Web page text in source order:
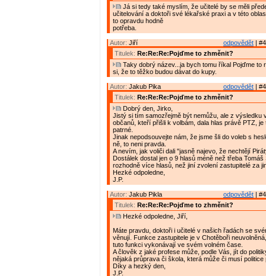
Já si tedy také myslím, že učitelé by se měli
učitelování a doktoři své lékařské praxi a v této
to opravdu hodně
potřeba.
odpovědět |
Autor: Jiří
Titulek: Re:Re:Re:Pojďme to zhměnit?
Taky dobrý název...ja bych tomu říkal Pojďme to
si, že to těžko budou dávat do kupy.
odpovědět |
Autor: Jakub Pika
Titulek: Re:Re:Re:Pojďme to zhměnit?
Dobrý den, Jirko,
Jistý si tím samozřejmě být nemůžu, ale z výsledku
občanů, kteří přišli k volbám, dala hlas právě PTZ,
patrné.
Jinak nepodsouvejte nám, že jsme šli do voleb s
ně, to neni pravda.
A nevím, jak voliči dali "jasně najevo, že nechtějí
Dostálek dostal jen o 9 hlasů méně než třeba Tomáš
rozhodně více hlasů, než jiní zvolení zastupitelé za
Hezké odpoledne,
J.P.
odpovědět |
Autor: Jakub Pikla
Titulek: Re:Re:Re:Pojďme to zhměnit?
Hezké odpoledne, Jiří,
Máte pravdu, doktoři i učitelé v našich řadách se
věnují. Funkce zastupitele je v Chotěboři
tuto funkci vykonávají ve svém volném čase.
A člověk z jaké profese může, podle Vás, jít do
nějaká průprava či škola, která může či musí politice
Díky a hezký den,
J.P.